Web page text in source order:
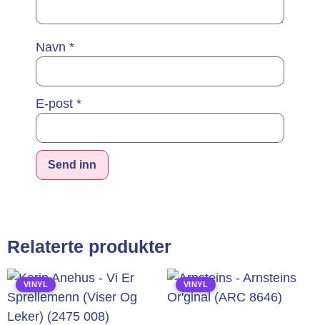
Navn *
E-post *
Relaterte produkter
VINYL VINYL